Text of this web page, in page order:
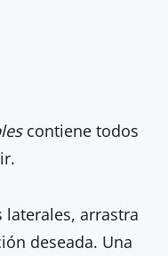
contiene todos
laterales, arrastra
deseada. Una